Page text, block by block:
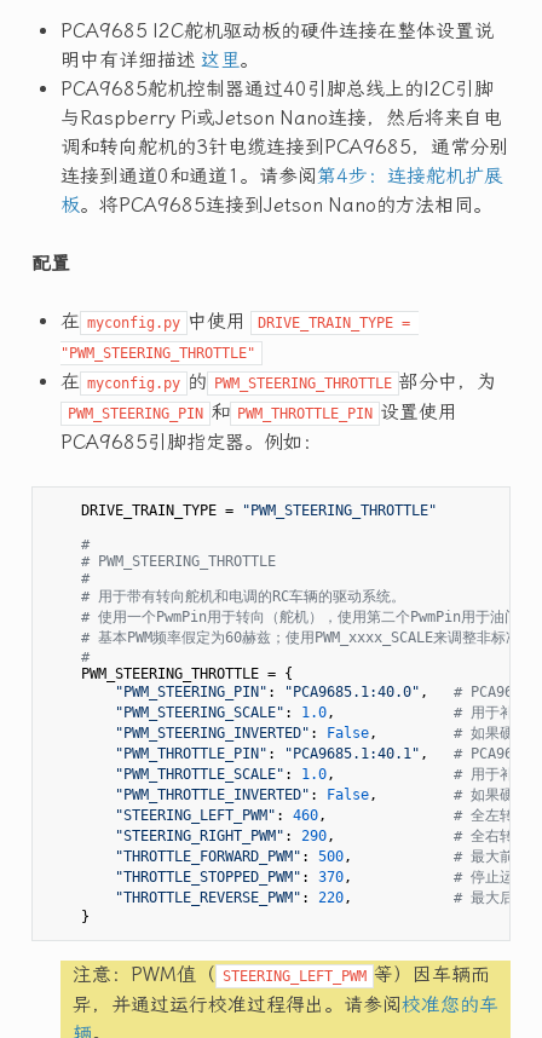
PCA9685 I2C舵机驱动板的硬件连接在整体设置说
明中有详细描述 这里。
PCA9685舵机控制器通过40引脚总线上的I2C引脚
与Raspberry Pi或Jetson Nano连接，然后将来自电
调和转向舵机的3针电缆连接到PCA9685，通常分别
连接到通道0和通道1。请参阅第4步：连接舵机扩展
板。将PCA9685连接到Jetson Nano的方法相同。
配置
在 myconfig.py 中使用
DRIVE_TRAIN_TYPE =
"PWM_STEERING_THROTTLE"
在 myconfig.py 的 PWM_STEERING_THROTTLE 部分中，为
PWM_STEERING_PIN 和 PWM_THROTTLE_PIN 设置使用
PCA9685引脚指定器。例如：
    DRIVE_TRAIN_TYPE =
"PWM_STEERING_THROTTLE"
#
# PWM_STEERING_THROTTLE
#
# 用于带有转向舵机和电调的RC车辆的驱动系统。
# 使用一个PwmPin用于转向（舵机），使用第二个PwmPin用于油门（
# 基本PWM频率假定为60赫兹；使用PWM_xxxx_SCALE来调整非标准
#
    PWM_STEERING_THROTTLE = {
"PWM_STEERING_PIN" : "PCA9685.1:40.0" , # PCA9685
"PWM_STEERING_SCALE" : 1.0, # 用于补偿与
"PWM_STEERING_INVERTED" : False, # 如果硬件
"PWM_THROTTLE_PIN" : "PCA9685.1:40.1" , # PCA9685
"PWM_THROTTLE_SCALE" : 1.0, # 用于补偿
"PWM_THROTTLE_INVERTED" : False, # 如果硬件
"STEERING_LEFT_PWM" : 460, # 全左转的
"STEERING_RIGHT_PWM" : 290, # 全右转的
"THROTTLE_FORWARD_PWM" : 500, # 最大前进油
"THROTTLE_STOPPED_PWM" : 370, # 停止运动时
"THROTTLE_REVERSE_PWM" : 220, # 最大后退油
注意：PWM值（ STEERING_LEFT_PWM 等）因车辆而
异，并通过运行校准过程得出。请参阅校准您的车